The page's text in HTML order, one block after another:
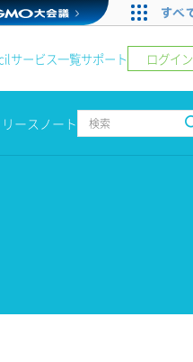
サービス一覧サポート ログイン
ースノート